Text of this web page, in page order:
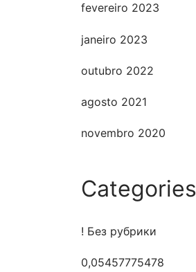
fevereiro 2023
janeiro 2023
outubro 2022
agosto 2021
novembro 2020
Categories
! Без рубрики
0,05457775478